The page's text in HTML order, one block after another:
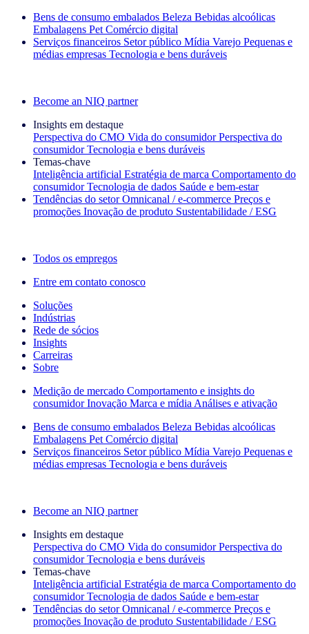
Bens de consumo embalados Beleza Bebidas alcoólicas
Embalagens Pet Comércio digital
Serviços financeiros Setor público Mídia Varejo Pequenas e
médias empresas Tecnologia e bens duráveis
Become an NIQ partner
Insights em destaque
Perspectiva do CMO Vida do consumidor Perspectiva do
consumidor Tecnologia e bens duráveis
Temas‑chave
Inteligência artificial Estratégia de marca Comportamento do
consumidor Tecnologia de dados Saúde e bem‑estar
Tendências do setor Omnicanal / e‑commerce Preços e
promoções Inovação de produto Sustentabilidade / ESG
Todos os empregos
Entre em contato conosco
Soluções
Indústrias
Rede de sócios
Insights
Carreiras
Sobre
Medição de mercado Comportamento e insights do
consumidor Inovação Marca e mídia Análises e ativação
Bens de consumo embalados Beleza Bebidas alcoólicas
Embalagens Pet Comércio digital
Serviços financeiros Setor público Mídia Varejo Pequenas e
médias empresas Tecnologia e bens duráveis
Become an NIQ partner
Insights em destaque
Perspectiva do CMO Vida do consumidor Perspectiva do
consumidor Tecnologia e bens duráveis
Temas‑chave
Inteligência artificial Estratégia de marca Comportamento do
consumidor Tecnologia de dados Saúde e bem‑estar
Tendências do setor Omnicanal / e‑commerce Preços e
promoções Inovação de produto Sustentabilidade / ESG